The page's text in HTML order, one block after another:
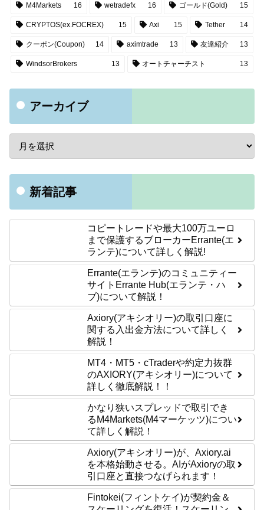
M4Markets 16 wetradefx 16 ゴールド(Gold) 15
CRYPTOS(ex.FOCREX) 15 Axi 15 Tether 14
クーポン(Coupon) 14 aximtrade 13 友達紹介 13
WindsorBrokers 13 オートチャーチスト 13
アーカイブ
新着記事
コピートレードや最大100万ユーロ
まで保護するブローカーErrante(エ
ランテ)について詳しく解説!
Errante(エランテ)のコミュニティー
サイトErrante Hub(エランテ・ハ
ブ)について解説！
Axiory(アキシオリー)の取引口座に
関する入出金方法について詳しく
解説！
MT4・MT5・cTraderや約定力抜群
のAXIORY(アキシオリー)について
詳しく徹底解説！！
かなり狭いスプレッドで取引でき
るM4Markets(M4マーケッツ)につい
て詳しく解説！
Axiory(アキシオリー)が、Axiory.ai
を本格始動させる。AIがAxioryの取
引口座と直接つなげられます！
Fintokei(フィントケイ)が契約金＆